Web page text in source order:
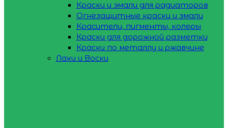
Краски и эмали для радиаторов
Огнезащитные краски и эмали
Красители, пигменты, колеры
Краски для дорожной разметки
Краски по металлу и ржавчине
Лаки и Воски